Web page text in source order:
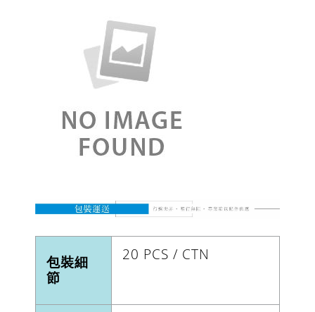
包裝細
節
20 PCS / CTN